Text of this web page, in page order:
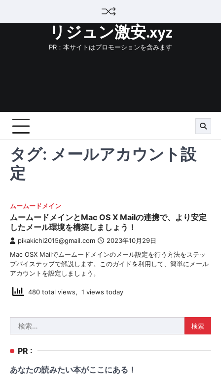
リジュン激安.xyz
PR：本サイトはプロモーションを含みます
タグ: メールアカウント設
定
ムームードメイン
ムームードメインとMac OS X Mailの連携で、より安定
したメール環境を構築しましょう！
pikakichi2015@gmail.com 2023年10月29日
Mac OSX Mailでムームードメインのメール設定を行う方法をステッ
プバイステップで解説します。このガイドを利用して、簡単にメール
アカウントを設定しましょう。
480 total views, 1 views today
索:
PR :
あなたの読みたい本がここにある！